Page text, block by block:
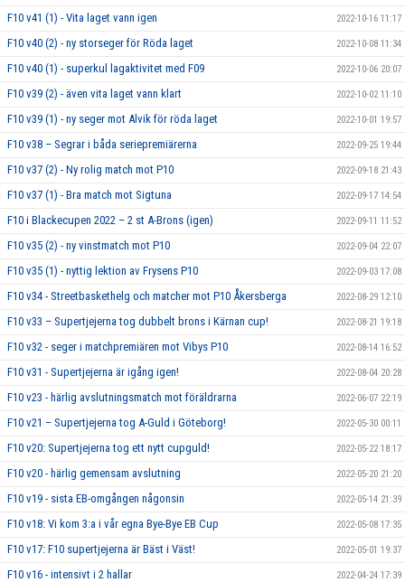
F10 v41 (1) - Vita laget vann igen 2022-10-16 11:17
F10 v40 (2) - ny storseger för Röda laget 2022-10-08 11:34
F10 v40 (1) - superkul lagaktivitet med F09 2022-10-06 20:07
F10 v39 (2) - även vita laget vann klart 2022-10-02 11:10
F10 v39 (1) - ny seger mot Alvik för röda laget 2022-10-01 19:57
F10 v38 – Segrar i båda seriepremiärerna 2022-09-25 19:44
F10 v37 (2) - Ny rolig match mot P10 2022-09-18 21:43
F10 v37 (1) - Bra match mot Sigtuna 2022-09-17 14:54
F10 i Blackecupen 2022 – 2 st A-Brons (igen) 2022-09-11 11:52
F10 v35 (2) - ny vinstmatch mot P10 2022-09-04 22:07
F10 v35 (1) - nyttig lektion av Frysens P10 2022-09-03 17:08
F10 v34 - Streetbaskethelg och matcher mot P10 Åkersberga 2022-08-29 12:10
F10 v33 – Supertjejerna tog dubbelt brons i Kärnan cup! 2022-08-21 19:18
F10 v32 - seger i matchpremiären mot Vibys P10 2022-08-14 16:52
F10 v31 - Supertjejerna är igång igen! 2022-08-04 20:28
F10 v23 - härlig avslutningsmatch mot föräldrarna 2022-06-07 22:19
F10 v21 – Supertjejerna tog A-Guld i Göteborg! 2022-05-30 00:11
F10 v20: Supertjejerna tog ett nytt cupguld! 2022-05-22 18:17
F10 v20 - härlig gemensam avslutning 2022-05-20 21:20
F10 v19 - sista EB-omgången någonsin 2022-05-14 21:39
F10 v18: Vi kom 3:a i vår egna Bye-Bye EB Cup 2022-05-08 17:35
F10 v17: F10 supertjejerna är Bäst i Väst! 2022-05-01 19:37
F10 v16 - intensivt i 2 hallar 2022-04-24 17:39